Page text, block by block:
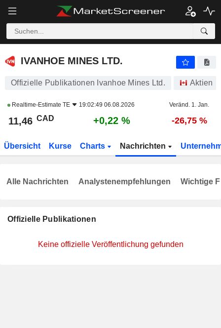
IVANHOE MINES LTD.
IVANHOE MINES LTD.
Offizielle Publikationen Ivanhoe Mines Ltd. Aktien
Realtime-Estimate TE 19:02:49 06.08.2026 Veränd. 1. Jan.
11,46 CAD +0,22 % -26,75 %
Übersicht Kurse Charts Nachrichten
Offizielle Publikationen
Keine offizielle Veröffentlichung gefunden
Alle Nachrichten Analystenempfehlungen Wichtige